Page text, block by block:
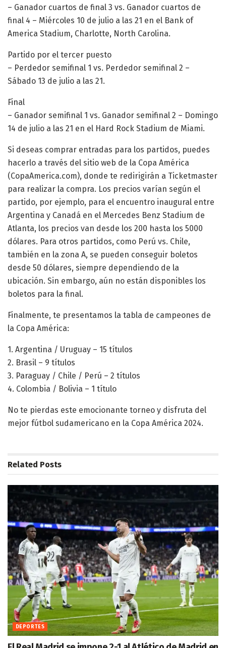
– Ganador cuartos de final 3 vs. Ganador cuartos de
final 4 – Miércoles 10 de julio a las 21 en el Bank of
America Stadium, Charlotte, North Carolina.
Partido por el tercer puesto
– Perdedor semifinal 1 vs. Perdedor semifinal 2 –
Sábado 13 de julio a las 21.
Final
– Ganador semifinal 1 vs. Ganador semifinal 2 – Domingo
14 de julio a las 21 en el Hard Rock Stadium de Miami.
Si deseas comprar entradas para los partidos, puedes
hacerlo a través del sitio web de la Copa América
(CopaAmerica.com), donde te redirigirán a Ticketmaster
para realizar la compra. Los precios varían según el
partido, por ejemplo, para el encuentro inaugural entre
Argentina y Canadá en el Mercedes Benz Stadium de
Atlanta, los precios van desde los 200 hasta los 5000
dólares. Para otros partidos, como Perú vs. Chile,
también en la zona A, se pueden conseguir boletos
desde 50 dólares, siempre dependiendo de la
ubicación. Sin embargo, aún no están disponibles los
boletos para la final.
Finalmente, te presentamos la tabla de campeones de
la Copa América:
1. Argentina / Uruguay – 15 títulos
2. Brasil – 9 títulos
3. Paraguay / Chile / Perú – 2 títulos
4. Colombia / Bolivia – 1 título
No te pierdas este emocionante torneo y disfruta del
mejor fútbol sudamericano en la Copa América 2024.
Related Posts
DEPORTES